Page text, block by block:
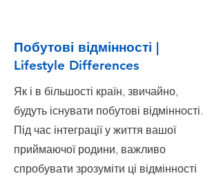
Побутові відмінності |
Lifestyle Differences
Як і в більшості країн, звичайно,
будуть існувати побутові відмінності.
Під час інтеграції у життя вашої
приймаючої родини, важливо
спробувати зрозуміти ці відмінності